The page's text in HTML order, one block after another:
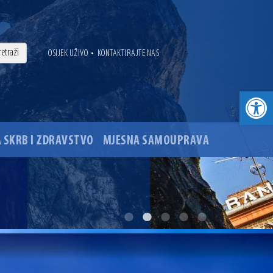
OSIJEK UŽIVO • KONTAKTIRAJTE NAS
SKRB I ZDRAVSTVO MJESNA SAMOUPRAVA
glavnog osječkog Trga Ante Starčevića